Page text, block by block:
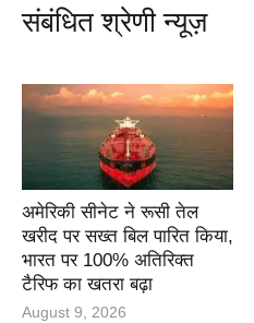
संबंधित श्रेणी न्यूज़
अमेरिकी सीनेट ने रूसी तेल
खरीद पर सख्त बिल पारित किया,
भारत पर 100% अतिरिक्त
टैरिफ का खतरा बढ़ा
August 9, 2026